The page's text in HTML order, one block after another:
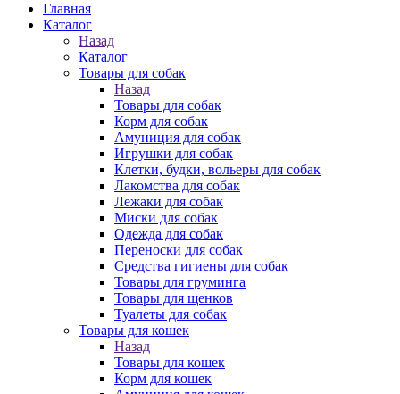
Главная
Каталог
Назад
Каталог
Товары для собак
Назад
Товары для собак
Корм для собак
Амуниция для собак
Игрушки для собак
Клетки, будки, вольеры для собак
Лакомства для собак
Лежаки для собак
Миски для собак
Одежда для собак
Переноски для собак
Средства гигиены для собак
Товары для груминга
Товары для щенков
Туалеты для собак
Товары для кошек
Назад
Товары для кошек
Корм для кошек